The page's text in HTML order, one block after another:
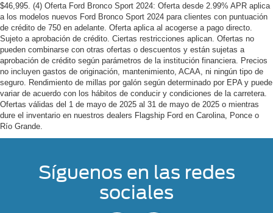
$46,995. (4) Oferta Ford Bronco Sport 2024: Oferta desde 2.99% APR aplica
a los modelos nuevos Ford Bronco Sport 2024 para clientes con puntuación
de crédito de 750 en adelante. Oferta aplica al acogerse a pago directo.
Sujeto a aprobación de crédito. Ciertas restricciones aplican. Ofertas no
pueden combinarse con otras ofertas o descuentos y están sujetas a
aprobación de crédito según parámetros de la institución financiera. Precios
no incluyen gastos de originación, mantenimiento, ACAA, ni ningún tipo de
seguro. Rendimiento de millas por galón según determinado por EPA y puede
variar de acuerdo con los hábitos de conducir y condiciones de la carretera.
Ofertas válidas del 1 de mayo de 2025 al 31 de mayo de 2025 o mientras
dure el inventario en nuestros dealers Flagship Ford en Carolina, Ponce o
Río Grande.
Síguenos en las redes
sociales